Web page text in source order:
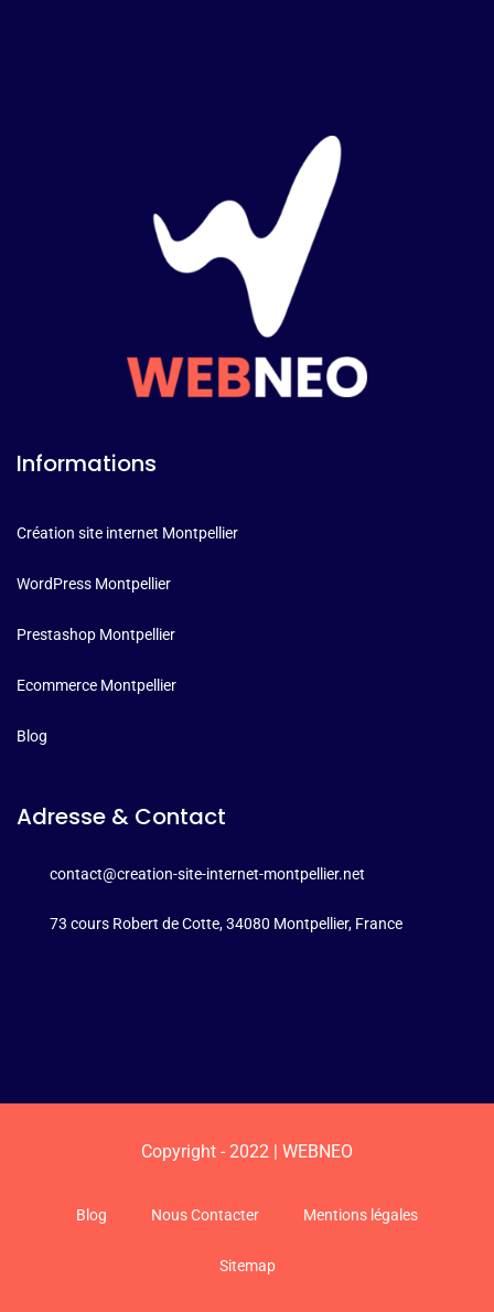
Informations
Création site internet Montpellier
WordPress Montpellier
Prestashop Montpellier
Ecommerce Montpellier
Blog
Adresse & Contact
contact@creation-site-internet-montpellier.net
73 cours Robert de Cotte, 34080 Montpellier, France
Copyright - 2022 | WEBNEO
Blog Nous Contacter Mentions légales
Sitemap